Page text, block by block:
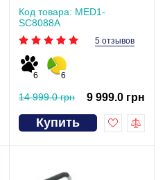
Код товара: MED1-
SC8088A
5 отзывов
6 6
14 999.0 грн 9 999.0 грн
Купить